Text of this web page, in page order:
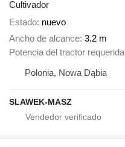
Cultivador
Estado nuevo
Ancho de alcance 3.2 m
Potencia del tractor requerida
Polonia, Nowa Dąbia
SLAWEK-MASZ